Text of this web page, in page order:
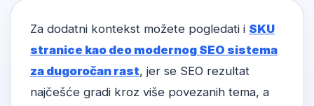
Za dodatni kontekst možete pogledati i SKU
stranice kao deo modernog SEO sistema
za dugoročan rast, jer se SEO rezultat
najčešće gradi kroz više povezanih tema, a